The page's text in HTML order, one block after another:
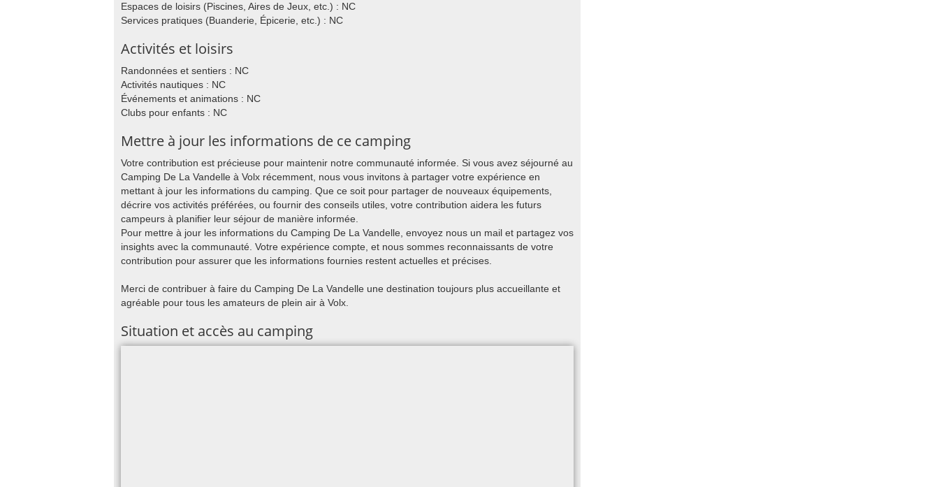
Espaces de loisirs (Piscines, Aires de Jeux, etc.) : NC
Services pratiques (Buanderie, Épicerie, etc.) : NC
Activités et loisirs
Randonnées et sentiers : NC
Activités nautiques : NC
Événements et animations : NC
Clubs pour enfants : NC
Mettre à jour les informations de ce camping
Votre contribution est précieuse pour maintenir notre communauté informée. Si vous avez séjourné au
Camping De La Vandelle à Volx récemment, nous vous invitons à partager votre expérience en
mettant à jour les informations du camping. Que ce soit pour partager de nouveaux équipements,
décrire vos activités préférées, ou fournir des conseils utiles, votre contribution aidera les futurs
campeurs à planifier leur séjour de manière informée.
Pour mettre à jour les informations du Camping De La Vandelle, envoyez nous un mail et partagez vos
insights avec la communauté. Votre expérience compte, et nous sommes reconnaissants de votre
contribution pour assurer que les informations fournies restent actuelles et précises.
Merci de contribuer à faire du Camping De La Vandelle une destination toujours plus accueillante et
agréable pour tous les amateurs de plein air à Volx.
Situation et accès au camping